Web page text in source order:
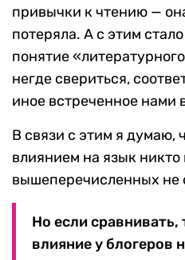
привычки к чтению —
потеряла. А с этим
понятие
негде свериться,
иное встреченное нами
В связи с этим я
влиянием на язык никто
вышеперечисленных не
Но если
влияние у блогеров